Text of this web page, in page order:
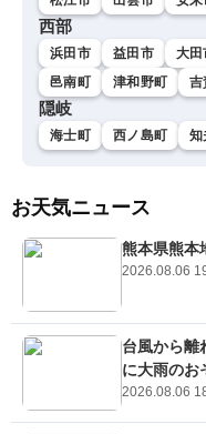
西部
浜田市 益田市 大田
邑南町
津和野町 吉
隠岐
海士町 西ノ島町 知
お天気ニュース
熊本県熊本
2026.08.06
台風から
に大雨のお
2026.08.06